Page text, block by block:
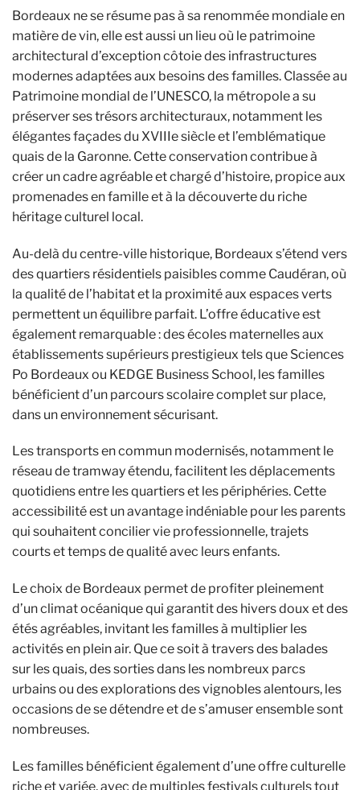
Bordeaux ne se résume pas à sa renommée mondiale en
matière de vin, elle est aussi un lieu où le patrimoine
architectural d’exception côtoie des infrastructures
modernes adaptées aux besoins des familles. Classée au
Patrimoine mondial de l’UNESCO, la métropole a su
préserver ses trésors architecturaux, notamment les
élégantes façades du XVIIIe siècle et l’emblématique
quais de la Garonne. Cette conservation contribue à
créer un cadre agréable et chargé d’histoire, propice aux
promenades en famille et à la découverte du riche
héritage culturel local.
Au-delà du centre-ville historique, Bordeaux s’étend vers
des quartiers résidentiels paisibles comme Caudéran, où
la qualité de l’habitat et la proximité aux espaces verts
permettent un équilibre parfait. L’offre éducative est
également remarquable : des écoles maternelles aux
établissements supérieurs prestigieux tels que Sciences
Po Bordeaux ou KEDGE Business School, les familles
bénéficient d’un parcours scolaire complet sur place,
dans un environnement sécurisant.
Les transports en commun modernisés, notamment le
réseau de tramway étendu, facilitent les déplacements
quotidiens entre les quartiers et les périphéries. Cette
accessibilité est un avantage indéniable pour les parents
qui souhaitent concilier vie professionnelle, trajets
courts et temps de qualité avec leurs enfants.
Le choix de Bordeaux permet de profiter pleinement
d’un climat océanique qui garantit des hivers doux et des
étés agréables, invitant les familles à multiplier les
activités en plein air. Que ce soit à travers des balades
sur les quais, des sorties dans les nombreux parcs
urbains ou des explorations des vignobles alentours, les
occasions de se détendre et de s’amuser ensemble sont
nombreuses.
Les familles bénéficient également d’une offre culturelle
riche et variée, avec de multiples festivals culturels tout